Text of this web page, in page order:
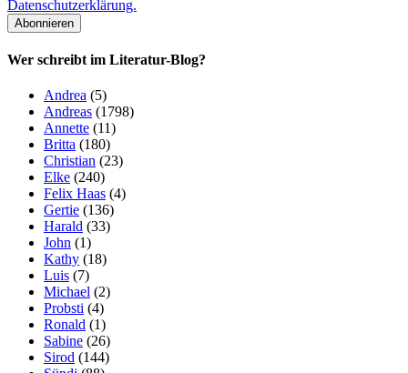
Datenschutzerklärung.
Wer schreibt im Literatur-Blog?
Andrea (5)
Andreas (1798)
Annette (11)
Britta (180)
Christian (23)
Elke (240)
Felix Haas (4)
Gertie (136)
Harald (33)
John (1)
Kathy (18)
Luis (7)
Michael (2)
Probsti (4)
Ronald (1)
Sabine (26)
Sirod (144)